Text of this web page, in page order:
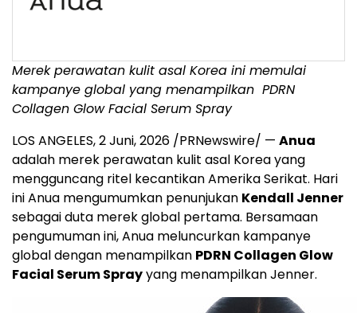
Merek perawatan kulit asal Korea ini memulai
kampanye global yang menampilkan PDRN
Collagen Glow Facial Serum Spray
LOS ANGELES,2 Juni, 2026 /PRNewswire/ — Anua
adalah merek perawatan kulit asal Korea yang
mengguncang ritel kecantikan Amerika Serikat. Hari
ini Anua mengumumkan penunjukan Kendall Jenner
sebagai duta merek global pertama. Bersamaan
pengumuman ini, Anua meluncurkan kampanye
global dengan menampilkan PDRN Collagen Glow
Facial Serum Sprayyang menampilkan Jenner.